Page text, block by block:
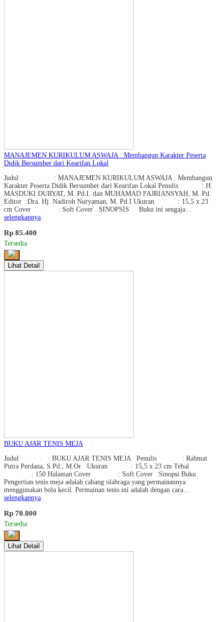
MANAJEMEN KURIKULUM ASWAJA : Membangun Karakter Peserta
Didik Bersumber dari Kearifan Lokal
Judul : MANAJEMEN KURIKULUM ASWAJA : Membangun
Karakter Peserta Didik Bersumber dari Kearifan Lokal Penulis : H.
MASDUKI DURYAT, M. Pd.I. dan MUHAMAD FAJRIANSYAH, M. Pd.
Editor :Dra. Hj. Nadiroh Nuryaman, M. Pd.I Ukuran : 15,5 x 23
cm Cover : Soft Cover SINOPSIS Buku ini sengaja…
selengkapnya
Rp 85.400
Tersedia
Lihat Detail
BUKU AJAR TENIS MEJA
Judul : BUKU AJAR TENIS MEJA Penulis : Rahmat
Putra Perdana, S.Pd., M.Or Ukuran : 15,5 x 23 cm Tebal
: 150 Halaman Cover : Soft Cover Sinopsi Buku
Pengertian tenis meja adalah cabang olahraga yang permainannya
menggunakan bola kecil. Permainan tenis ini adalah dengan cara…
selengkapnya
Rp 70.000
Tersedia
Lihat Detail